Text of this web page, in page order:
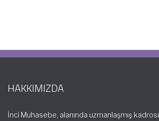
HAKKIMIZDA
İnci Muhasebe, alanında uzmanlaşmış